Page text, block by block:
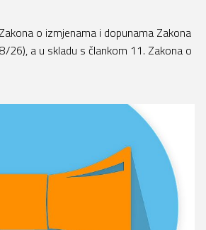
o izmjenama i dopunama Zakona
26), a u skladu s člankom 11. Zakona o